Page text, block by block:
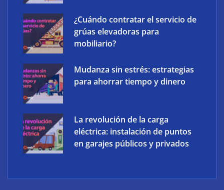
Ucademy lanza la marca Polaris para adaptar la
preparación de oposiciones al perfil del estudiante
¿Cuándo contratar el servicio de
grúas elevadoras para
mobiliario?
Mudanza sin estrés: estrategias
para ahorrar tiempo y dinero
La revolución de la carga
eléctrica: instalación de puntos
en garajes públicos y privados